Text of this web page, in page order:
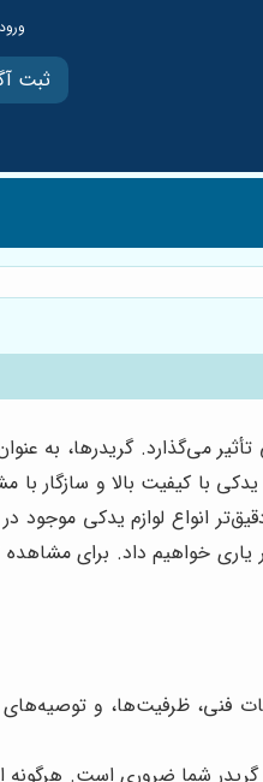
ثبت
می‌گذارد. گریدرها، به
با کیفیت بالا و سازگار
انواع لوازم یدکی موجود در
خواهیم داد. برای مشاهده
فنی، ظرفیت‌ها، و توصیه‌های
شما ضروری است. هرگونه